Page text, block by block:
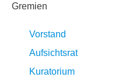
Gremien
Vorstand
Aufsichtsrat
Kuratorium